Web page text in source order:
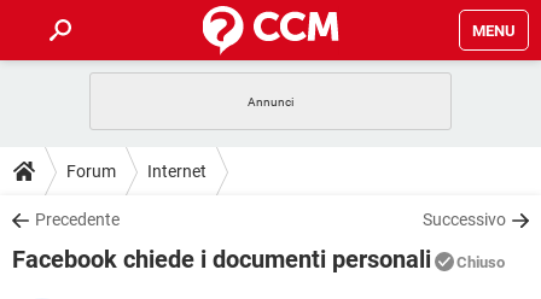
MENU
INTRATTENIMENTO
iOS
INSTAGRAM WHATSAPP
GUIDE
COVID-19
DOWNLOAD
COVID-19 GAMING
Forum Internet
Precedente Successivo
Facebook chiede i documenti personali Chiuso